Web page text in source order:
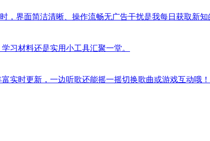
界面简洁清晰、操作流畅无广告干扰是我每日获取新知
习材料还是实用小工具汇聚一堂。
实时更新，一边听歌还能摇一摇切换歌曲或游戏互动哦